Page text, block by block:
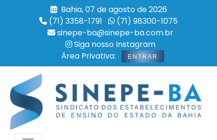
Bahia, 07 de agosto de 2026
(71) 3358-1791
(71) 98300-1075
sinepe-ba@sinepe-ba.com.br
Siga nosso Instagram
Área Privativa:
ENTRAR